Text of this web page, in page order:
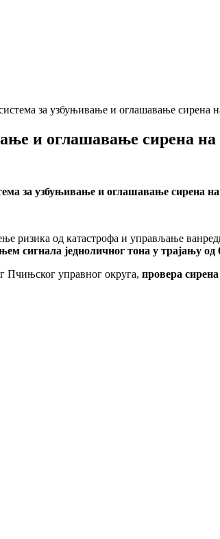
за узбуњивање и оглашавање сирена
и оглашавање сирена
за узбуњивање и оглашавање сирена
ризика од катастрофа и управљање
сигнала једноличног тона у трајању од
Пчињског управног округа, провера